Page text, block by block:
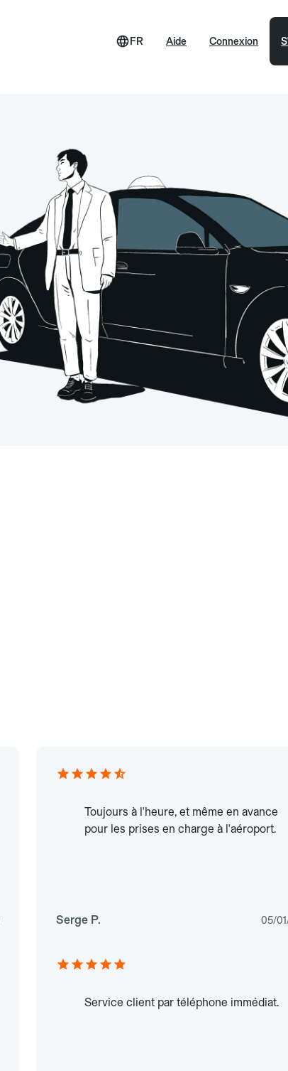
Aide
FR Connexion
Toujours à l'heure, et même en avance
pour les prises en charge à l'aéroport.
Serge P. 05/
Service client par téléphone immédiat.